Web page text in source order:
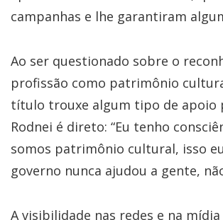
campanhas e lhe garantiram
Ao ser questionado sobre o
profissão como patrimônio
título trouxe algum tipo de apoio
Rodnei é direto: “Eu tenho
somos patrimônio cultural, isso
governo nunca ajudou a gente,
A visibilidade nas redes e na